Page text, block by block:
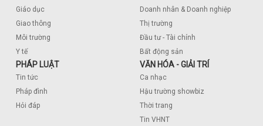
Giáo dục
Giao thông
Môi trường
Y tế
Doanh nhân & Doanh nghiệp
Thị trường
Đầu tư - Tài chính
Bất động sản
PHÁP LUẬT
Tin tức
Pháp đình
Hỏi đáp
VĂN HÓA - GIẢI TRÍ
Ca nhạc
Hậu trường showbiz
Thời trang
Tin VHNT